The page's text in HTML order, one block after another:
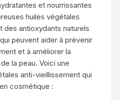
et nourrissantes
huiles végétales
des antioxydants naturels
peuvent aider à prévenir
et à améliorer la
la peau. Voici une
anti-vieillissement qui
cosmétique :